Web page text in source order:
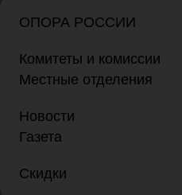
ОПОРА РОССИИ
Комитеты и комиссии
Местные отделения
Новости
Газета
Скидки